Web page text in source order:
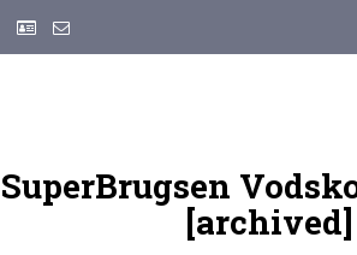
SuperBrugsen
[archived]